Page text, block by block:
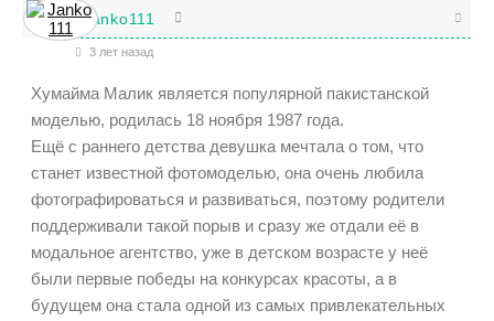
Janko111
3 лет назад
Хумайма Малик является популярной пакистанской
моделью, родилась 18 ноября 1987 года.
Ещё с раннего детства девушка мечтала о том, что
станет известной фотомоделью, она очень любила
фотографироваться и развиваться, поэтому родители
поддерживали такой порыв и сразу же отдали её в
модальное агентство, уже в детском возрасте у неё
были первые победы на конкурсах красоты, а в
будущем она стала одной из самых привлекательных